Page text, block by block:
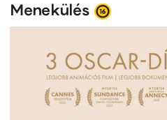
Menekülés